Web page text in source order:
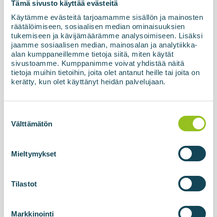
Tämä sivusto käyttää evästeitä
Käytämme evästeitä tarjoamamme sisällön ja mainosten
räätälöimiseen, sosiaalisen median ominaisuuksien
tukemiseen ja kävijämäärämme analysoimiseen. Lisäksi
jaamme sosiaalisen median, mainosalan ja analytiikka-
alan kumppaneillemme tietoja siitä, miten käytät
sivustoamme. Kumppanimme voivat yhdistää näitä
tietoja muihin tietoihin, joita olet antanut heille tai joita on
kerätty, kun olet käyttänyt heidän palvelujaan.
valinta
Välttämätön
Mieltymykset
Tilastot
Markkinointi
latviske SIA ZAAO satt i drift
Biogassanlegget basert på membranteknologi,
BIOupgrade, er nå offisielt satt i drift og overlevert
til kunden i Latvia, sammen med fyllestasjonen og
høytrykkslageret. I løpet av de siste fem årene
har...
Les mer om nyhetene